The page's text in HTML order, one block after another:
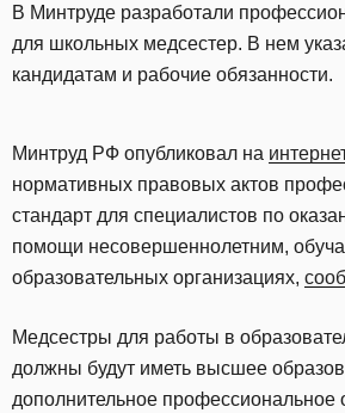
В Минтруде разработали
для школьных медсестер. В нем
кандидатам и рабочие обязанности.
Минтруд РФ опубликовал на
нормативных правовых актов
стандарт для специалистов по
помощи несовершеннолетним,
образовательных организациях,
Медсестры для работы в
должны будут иметь высшее
дополнительное профессиональное